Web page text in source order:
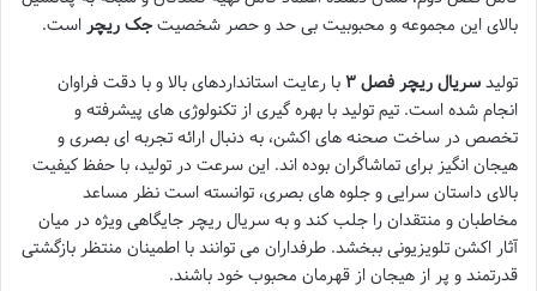
بالای این مجموعه و محبوبیت بی حد و حصر شخصیتجک ریچراست.
تولیدسریال ریچر فصل ۳
با رعایت استانداردهای بالا و با دقت فراوان
انجام شده است. تیم تولید با بهره گیری از تکنولوژی های پیشرفته و
تخصص در ساخت صحنه های اکشن، به دنبال ارائه تجربه ای بصری و
هیجان انگیز برای تماشاگران بوده اند. این سرعت در تولید، با حفظ کیفیت
بالای داستان سرایی و جلوه های بصری، توانسته است نظر مساعد
مخاطبان و منتقدان را جلب کند و به سریال ریچر جایگاهی ویژه در میان
آثار اکشن تلویزیونی ببخشد. طرفداران می توانند با اطمینان منتظر بازگشتی
قدرتمند و پر از هیجان از قهرمان محبوب خود باشند.